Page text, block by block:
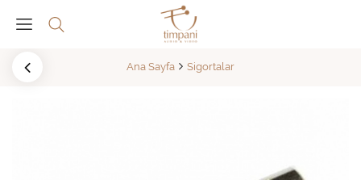
Ana Sayfa Sigortalar